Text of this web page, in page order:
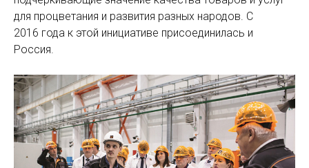
для процветания и развития разных народов. С
2016 года к этой инициативе присоединилась и
Россия.